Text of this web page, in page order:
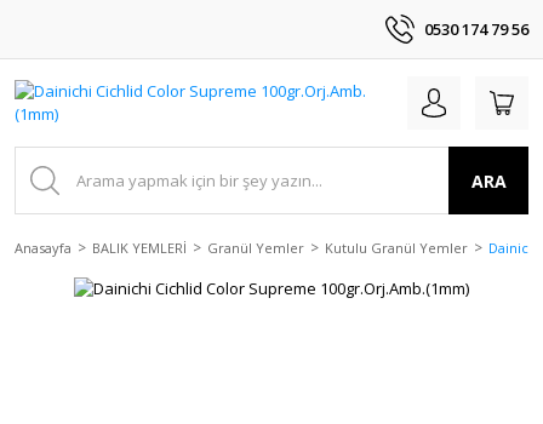
0530 174 79 56
ARA
Anasayfa BALIK YEMLERİ Granül Yemler Kutulu Granül Yemler